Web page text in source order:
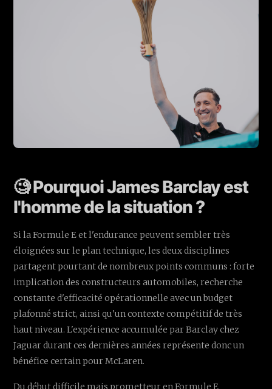
🧐 Pourquoi James Barclay est
l'homme de la situation ?
Si la Formule E et l'endurance peuvent sembler très
éloignées sur le plan technique, les deux disciplines
partagent pourtant de nombreux points communs : forte
implication des constructeurs automobiles, recherche
constante d'efficacité opérationnelle avec un budget
plafonné strict, ainsi qu'un contexte compétitif de très
haut niveau. L'expérience accumulée par Barclay chez
Jaguar durant ces dernières années représente donc un
bénéfice certain pour McLaren.